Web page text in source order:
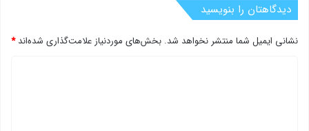
دیدگاهتان را بنویسید
نشانی ایمیل شما منتشر نخواهد شد. بخش‌های موردنیاز علامت‌گذاری شده‌اند*